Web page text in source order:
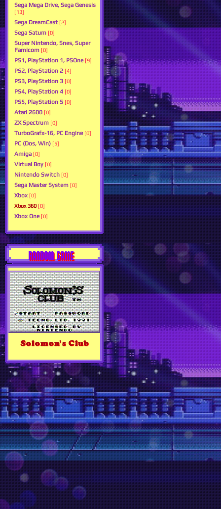
Sega Mega Drive, Sega Genesis
[13]
Sega DreamCast [2]
Sega Saturn [0]
Super Nintendo, Snes, Super
Famicom [0]
PS1, PlayStation 1, PSOne [9]
PS2, PlayStation 2 [4]
PS3, PlayStation 3 [0]
PS4, PlayStation 4 [0]
PS5, PlayStation 5 [0]
Atari 2600 [0]
ZX Spectrum [0]
TurboGrafx-16, PC Engine [0]
PC (Dos, Win) [5]
Amiga [0]
Virtual Boy [0]
Nintendo Switch [0]
Sega Master System [0]
Xbox [0]
Xbox 360 [0]
Xbox One [0]
RANDOM GAME
Solomon's Club